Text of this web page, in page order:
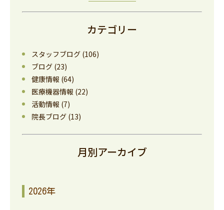
カテゴリー
スタッフブログ(106)
ブログ(23)
健康情報 (64)
医療機器情報 (22)
活動情報 (7)
院長ブログ(13)
月別アーカイブ
2026年